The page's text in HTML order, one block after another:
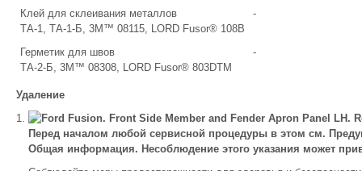
Клей для склеивания металлов
ТА-1, ТА-1-Б, 3М™ 08115, LORD Fusor® 108B
-
Герметик для швов
ТА-2-Б, 3M™ 08308, LORD Fusor® 803DTM
-
Удаление
Перед началом любой сервисной процедуры в этом см.
Общая информация. Несоблюдение этого указания может